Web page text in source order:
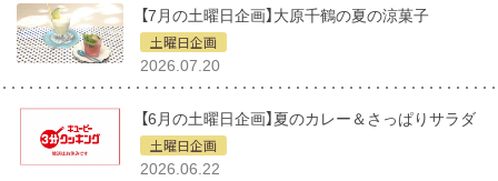
【7月の土曜日企画】大原千鶴の夏の涼菓子
土曜日企画
2026.07.20
【6月の土曜日企画】夏のカレー＆さっぱりサラダ
土曜日企画
2026.06.22